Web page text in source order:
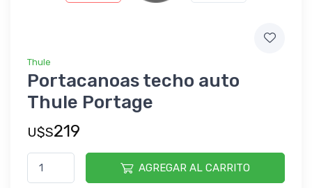
Thule
Portacanoas techo auto
Thule Portage
U$S219
AGREGAR AL CARRITO